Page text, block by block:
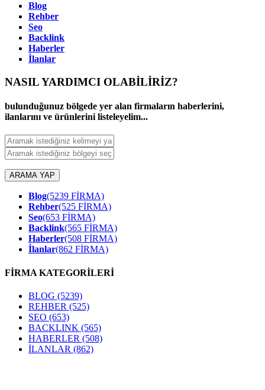
Blog
Rehber
Seo
Backlink
Haberler
İlanlar
NASIL YARDIMCI OLABİLİRİZ?
bulunduğunuz bölgede yer alan firmaların haberlerini,
ilanlarını ve ürünlerini listeleyelim...
ARAMA YAP
Blog(5239 FİRMA)
Rehber(525 FİRMA)
Seo(653 FİRMA)
Backlink(565 FİRMA)
Haberler(508 FİRMA)
İlanlar(862 FİRMA)
FİRMA KATEGORİLERİ
BLOG (5239)
REHBER (525)
SEO (653)
BACKLINK (565)
HABERLER (508)
İLANLAR (862)